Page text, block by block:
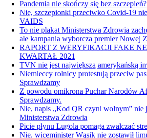
Pandemia nie skończy się bez szczepień?
Nie, szczepionki przeciwko Covid-19
VAIDS
To nie plakat Ministerstwa Zdrowia
ale kampania wyborcza premier Nowej
RAPORT Z WERYFIKACJI FAKE
KWARTAŁ 2021
TVN nie jest największą amerykańską
Niemieccy rolnicy protestują przeciw
Sprawdzamy
Z powodu omikrona Puchar Narodów
Sprawdzamy.
Nie, napis „Kod QR czyni wolnym” nie
Ministerstwa Zdrowia
Picie płynu Lugola pomaga zwalczać
Nie, wiceminister Wąsik nie zostawił